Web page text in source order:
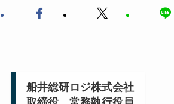
船井総研ロジ株式会社